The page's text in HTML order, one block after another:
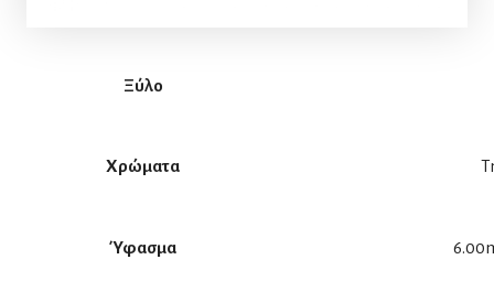
Ξύλο
Χρώματα
Ύφασμα